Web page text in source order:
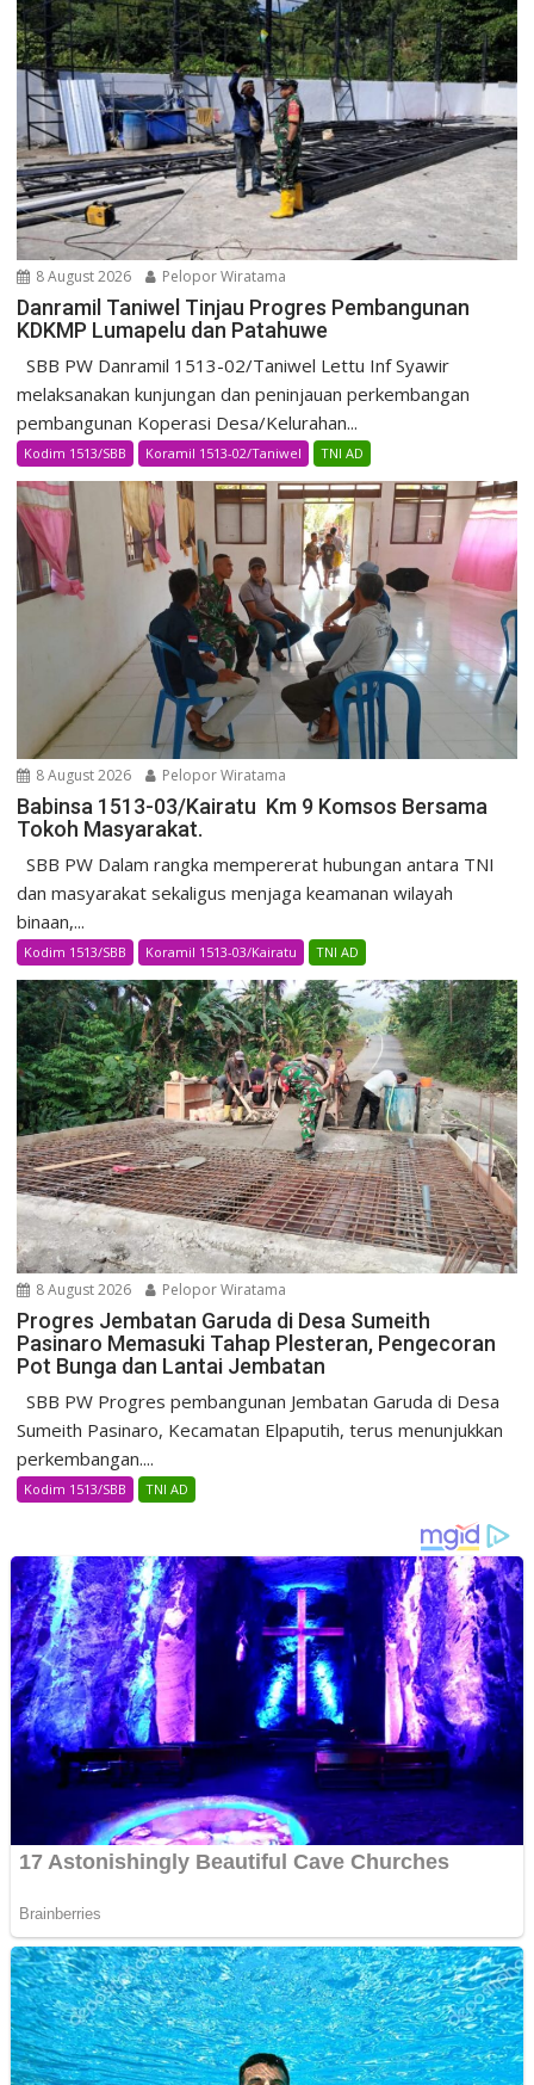
8 August 2026 Pelopor Wiratama
Danramil Taniwel Tinjau Progres Pembangunan
KDKMP Lumapelu dan Patahuwe
SBB PW Danramil 1513-02/Taniwel Lettu Inf Syawir
melaksanakan kunjungan dan peninjauan perkembangan
pembangunan Koperasi Desa/Kelurahan...
Kodim 1513/SBB Koramil 1513-02/Taniwel TNI AD
8 August 2026 Pelopor Wiratama
Babinsa 1513-03/Kairatu Km 9 Komsos Bersama
Tokoh Masyarakat.
SBB PW Dalam rangka mempererat hubungan antara TNI
dan masyarakat sekaligus menjaga keamanan wilayah
binaan,...
Kodim 1513/SBB Koramil 1513-03/Kairatu TNI AD
8 August 2026 Pelopor Wiratama
Progres Jembatan Garuda di Desa Sumeith
Pasinaro Memasuki Tahap Plesteran, Pengecoran
Pot Bunga dan Lantai Jembatan
SBB PW Progres pembangunan Jembatan Garuda di Desa
Sumeith Pasinaro, Kecamatan Elpaputih, terus menunjukkan
perkembangan....
Kodim 1513/SBB TNI AD